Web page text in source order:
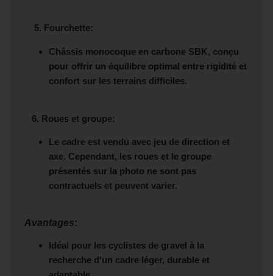
5. Fourchette:
Châssis monocoque en carbone SBK, conçu
pour offrir un équilibre optimal entre rigidité et
confort sur les terrains difficiles.
6. Roues et groupe:
Le cadre est vendu avec jeu de direction et
axe. Cependant, les roues et le groupe
présentés sur la photo ne sont pas
contractuels et peuvent varier.
Avantages:
Idéal pour les cyclistes de gravel à la
recherche d'un cadre léger, durable et